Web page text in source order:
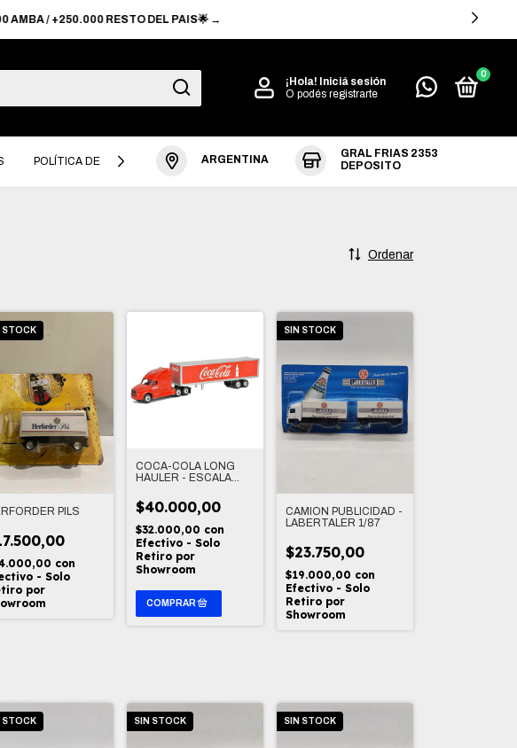
/ +250.000 RESTO DEL PAIS🌟 →
¡Hola! Iniciá sesión
O podés registrarte
0
POLÍTICA DE DEVOLUCIÓN ARGENTINA
GRAL FRIAS 2353
DEPOSITO
Ordenar
STOCK
PILS
con
- Solo
por
COCA-COLA LONG
HAULER - ESCALA
$40.000,00
$32.000,00 con
Efectivo - Solo
Retiro por
Showroom
SIN STOCK
CAMION PUBLICIDAD -
LABERTALER 1/87
$23.750,00
$19.000,00 con
Efectivo - Solo
Retiro por
Showroom
STOCK SIN STOCK SIN STOCK